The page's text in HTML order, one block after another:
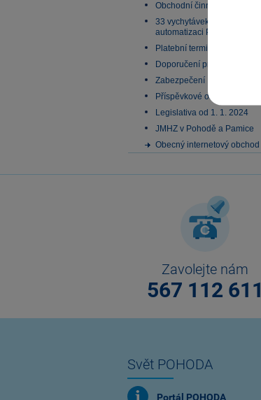
Obchodní činnost
33 vychytávek pro
automatizaci Pohody
Platební terminály
Doporučení pro zálohování
Zabezpečení
Příspěvkové organizace
Legislativa od 1. 1. 2024
JMHZ v Pohodě a Pamice
Obecný internetový obchod
Zavolejte nám
567 112 611
Svět POHODA
Portál POHODA